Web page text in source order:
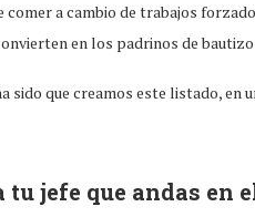
comer a cambio de trabajos
en los padrinos de
sido que creamos este listado, en
tu jefe que andas